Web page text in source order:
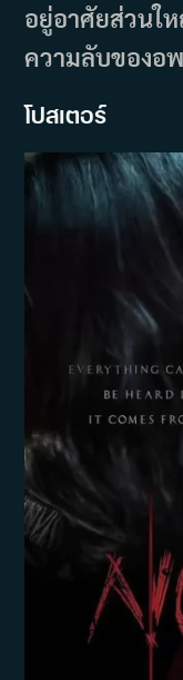
อยู่อาศัยส่วนใ
ความลับของอ
โปสเตอร์